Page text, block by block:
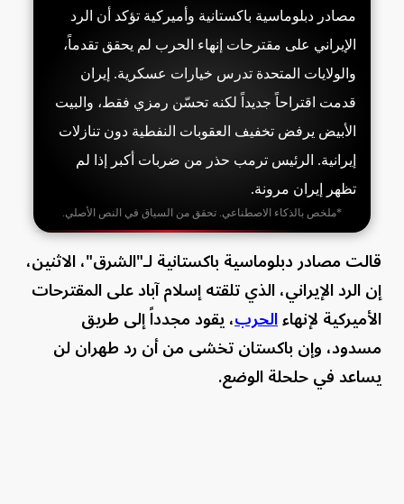
مصادر دبلوماسية باكستانية وأميركية تؤكد أن الرد
الإيراني على مقترحات إنهاء الحرب لم يحقق تقدماً،
والولايات المتحدة تدرس خيارات عسكرية. إيران
قدمت اقتراحاً جديداً لكنه تحسّن رمزي فقط، والبيت
الأبيض يرفض تخفيف العقوبات النفطية دون تنازلات
إيرانية. الرئيس ترمب حذر من ضربات أكبر إذا لم
تظهر إيران مرونة.
*ملخص بالذكاء الاصطناعي. تحقق من السياق في النص الأصلي.
قالت مصادر دبلوماسية باكستانية لـ"الشرق"، الاثنين،
إن الرد الإيراني، الذي تلقته إسلام آباد على المقترحات
الأميركية لإنهاءالحرب، يقود مجدداً إلى طريق
مسدود، وإن باكستان تخشى من أن رد طهران لن
يساعد في حلحلة الوضع.